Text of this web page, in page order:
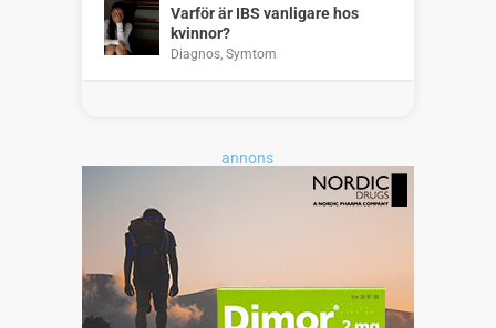
Varför är IBS vanligare hos
kvinnor?
Diagnos, Symtom
annons